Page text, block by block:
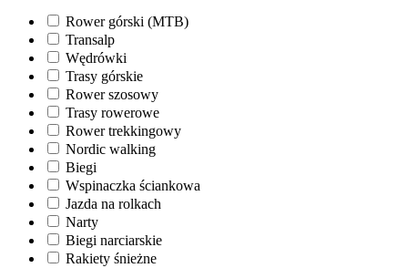
Rower górski (MTB)
Transalp
Wędrówki
Trasy górskie
Rower szosowy
Trasy rowerowe
Rower trekkingowy
Nordic walking
Biegi
Wspinaczka ściankowa
Jazda na rolkach
Narty
Biegi narciarskie
Rakiety śnieżne